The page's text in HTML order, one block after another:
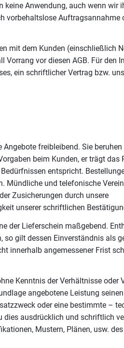
keine Anwendung, auch wenn wir
vorbehaltslose Auftragsannahme
mit dem Kunden (einschließlich
Vorrang vor diesen AGB. Für den
ein schriftlicher Vertrag bzw.
freibleibend. Sie
beim Kunden, er trägt das
entspricht.
Mündliche und telefonische
Zusicherungen durch unsere
unserer schriftlichen
der Lieferschein maßgebend.
so gilt dessen Einverständnis als
innerhalb angemessener Frist
Kenntnis der Verhältnisse oder
angebotene Leistung
oder eine bestimmte –
dies ausdrücklich und schriftlich
Mustern, Plänen, usw.